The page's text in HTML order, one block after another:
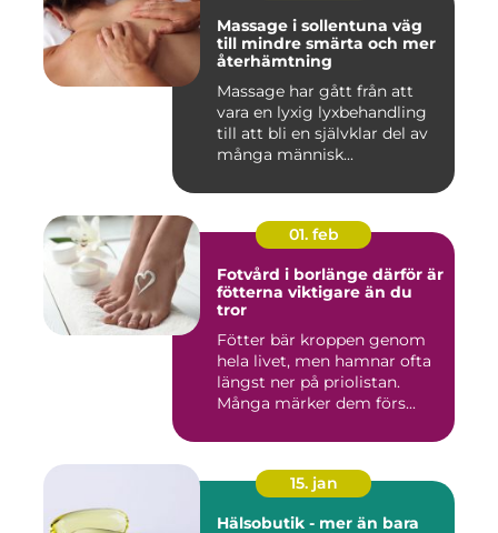
Massage i sollentuna väg
till mindre smärta och mer
återhämtning
Massage har gått från att
vara en lyxig lyxbehandling
till att bli en självklar del av
många människ...
01. feb
Fotvård i borlänge därför är
fötterna viktigare än du
tror
Fötter bär kroppen genom
hela livet, men hamnar ofta
längst ner på priolistan.
Många märker dem förs...
15. jan
Hälsobutik - mer än bara